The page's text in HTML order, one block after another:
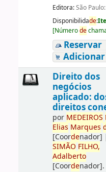
Editora:São Paulo:
Disponibilidade:
[Númerode
Reservar
Direito dos
negócios
aplicado:
direitos
por MEDEIROS
Elias Marques
[Coordenador]
SIMÃO FILHO,
Adalberto
[Coordenador].